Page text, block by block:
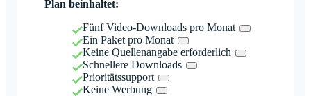
Plan beinhaltet:
Fünf Video-Downloads pro Monat
Ein Paket pro Monat
Keine Quellenangabe erforderlich
Schnellere Downloads
Prioritätssupport
Keine Werbung